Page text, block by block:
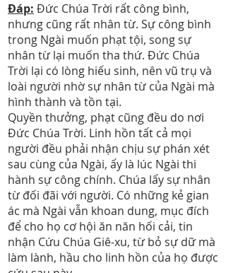
Đáp: Đức Chúa Trời rất công bình,
nhưng cũng rất nhân từ. Sự công bình
trong Ngài muốn phạt tội, song sự
nhân từ lại muốn tha thứ. Đức Chúa
Trời lại có lòng hiếu sinh, nên vũ trụ và
loài người nhờ sự nhân từ của Ngài mà
hình thành và tồn tại.
Quyền thưởng, phạt cũng đều do nơi
Đức Chúa Trời. Linh hồn tất cả mọi
người đều phải nhận chịu sự phán xét
sau cùng của Ngài, ấy là lúc Ngài thi
hành sự công chính. Chúa lấy sự nhân
từ đối đãi với người. Có những kẻ gian
ác mà Ngài vẫn khoan dung, mục đích
để cho họ cơ hội ăn năn hối cải, tin
nhận Cứu Chúa Giê-xu, từ bỏ sự dữ mà
làm lành, hầu cho linh hồn của họ được